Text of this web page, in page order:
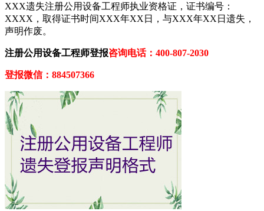
XXX遗失注册公用设备工程师执业资格证，证书编号：
XXXX，取得证书时间XXX年XX日，与XXX年XX日遗失，
声明作废。
注册公用设备工程师登报咨询电话：400-807-2030
登报微信：884507366